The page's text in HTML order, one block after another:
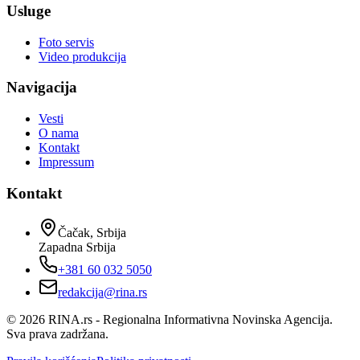
Usluge
Foto servis
Video produkcija
Navigacija
Vesti
O nama
Kontakt
Impressum
Kontakt
Čačak, Srbija
Zapadna Srbija
+381 60 032 5050
redakcija@rina.rs
© 2026 RINA.rs - Regionalna Informativna Novinska Agencija.
Sva prava zadržana.